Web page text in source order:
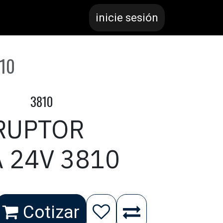
inicie sesión
3810
24V 3810
Cotizar